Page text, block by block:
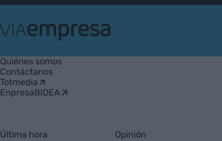
Empresa
Quiénes somos
Contáctanos
Totmedia
EnpresaBIDEA
Última hora Opinión